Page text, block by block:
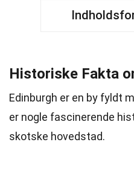
Historiske Fakta
Edinburgh er en by fyldt
er nogle fascinerende
skotske hovedstad.